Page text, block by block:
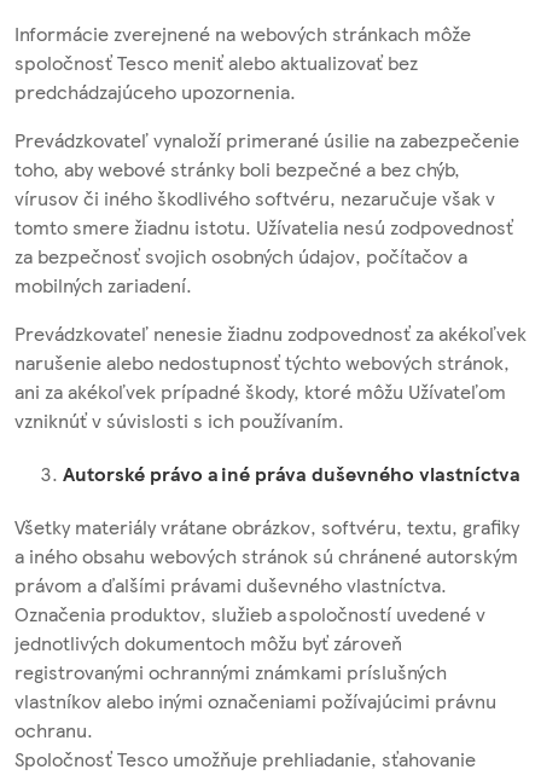
Informácie zverejnené na webových stránkach môže
spoločnosť Tesco meniť alebo aktualizovať bez
predchádzajúceho upozornenia.
Prevádzkovateľ vynaloží primerané úsilie na zabezpečenie
toho, aby webové stránky boli bezpečné a bez chýb,
vírusov či iného škodlivého softvéru, nezaručuje však v
tomto smere žiadnu istotu. Užívatelia nesú zodpovednosť
za bezpečnosť svojich osobných údajov, počítačov a
mobilných zariadení.
Prevádzkovateľ nenesie žiadnu zodpovednosť za akékoľvek
narušenie alebo nedostupnosť týchto webových stránok,
ani za akékoľvek prípadné škody, ktoré môžu Užívateľom
vzniknúť v súvislosti s ich používaním.
Autorské právo a iné práva duševného vlastníctva
Všetky materiály vrátane obrázkov, softvéru, textu, grafiky
a iného obsahu webových stránok sú chránené autorským
právom a ďalšími právami duševného vlastníctva.
Označenia produktov, služieb a spoločností uvedené v
jednotlivých dokumentoch môžu byť zároveň
registrovanými ochrannými známkami príslušných
vlastníkov alebo inými označeniami požívajúcimi právnu
ochranu.
Spoločnosť Tesco umožňuje prehliadanie, sťahovanie